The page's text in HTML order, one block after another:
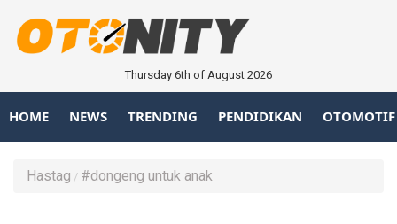
Thursday 6th of August 2026
HOME NEWS TRENDING PENDIDIKAN OTOMOTIF
Hastag #dongeng untuk anak